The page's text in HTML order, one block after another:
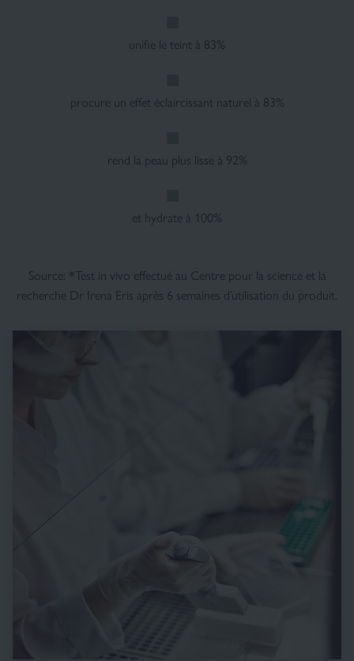
unifie le teint à 83%
procure un effet éclaircissant naturel à 83%
rend la peau plus lisse à 92%
et hydrate à 100%
Source: *Test in vivo effectué au Centre pour la science et la
recherche Dr Irena Eris après 6 semaines d’utilisation du produit.